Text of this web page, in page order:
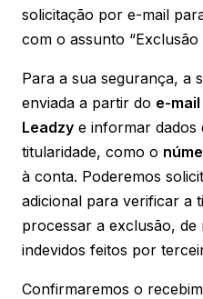
solicitação por e-mail
com o assunto “Exclusão
Para a sua segurança, a
enviada a partir do e-
Leadzy e informar dados
titularidade, como o
à conta. Poderemos
adicional para verificar a
processar a exclusão, de
indevidos feitos por
Confirmaremos o